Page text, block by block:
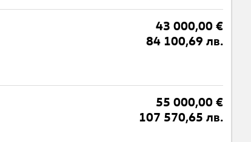
43 000,00 €
84 100,69 лв.
55 000,00 €
107 570,65 лв.